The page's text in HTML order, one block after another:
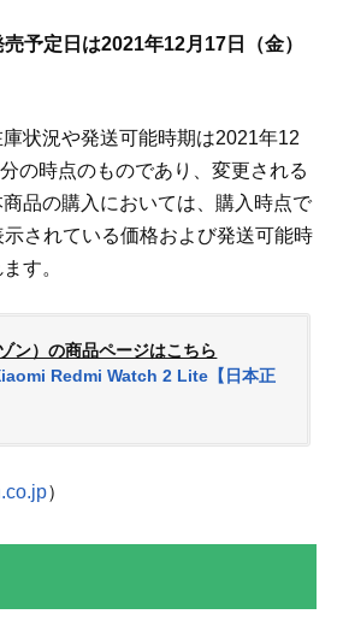
売予定日は2021年12月17日（金）
状況や発送可能時期は2021年12
の時点のものであり、変更される
品の購入においては、購入時点で
されている価格および発送可能時
す。
ン）の商品ページはこちら
Redmi Watch 2 Lite【日本正
）